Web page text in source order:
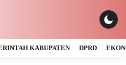
KABUPATEN DPRD